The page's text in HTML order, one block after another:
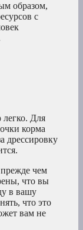
образом,
с
легко. Для
корма
дрессировку
чем
что вы
в вашу
что это
вам не